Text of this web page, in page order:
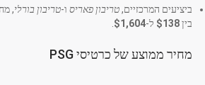
ביציעים המרכזיים,טריבון פאריס ו-טריבון בורלי,
בין$138 ל-$1,604
מחיר ממוצע של כרטיסי PSG